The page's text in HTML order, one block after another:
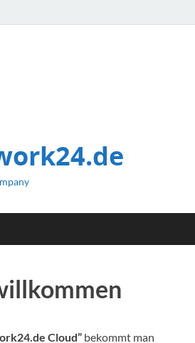
Cloud” bekommt man